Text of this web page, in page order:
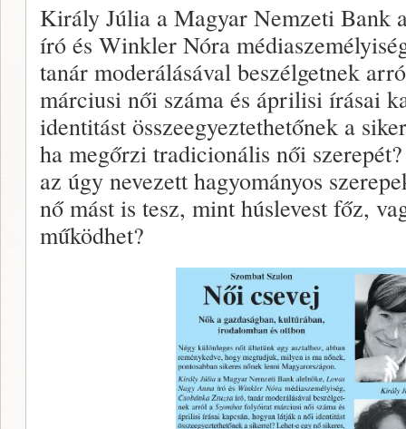
Király Júlia a Magyar Nemzeti Bank
író és Winkler Nóra
tanár moderálásával beszélgetnek
márciusi női száma és áprilisi írásai
identitást összeegyeztethetőnek a
ha megőrzi tradicionális női
az úgy nevezett hagyományos
nő mást is tesz, mint húslevest főz,
működhet?